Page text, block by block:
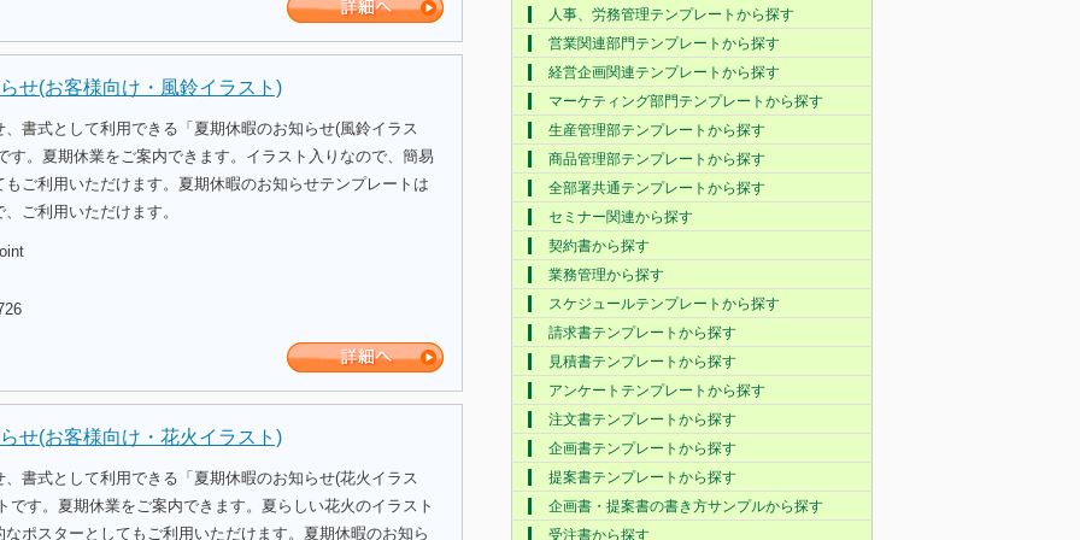
せ(お客様向け・風鈴イラスト)
書式として利用できる「夏期休暇のお知らせ(風鈴イラス
す。夏期休業をご案内できます。イラスト入りなので、簡易
ご利用いただけます。夏期休暇のお知らせテンプレートは
ご利用いただけます。
せ(お客様向け・花火イラスト)
書式として利用できる「夏期休暇のお知らせ(花火イラス
です。夏期休業をご案内できます。夏らしい花火のイラスト
ポスターとしてもご利用いただけます。夏期休暇のお知ら
人事、労務管理テンプレートから探す
営業関連部門テンプレートから探す
経営企画関連テンプレートから探す
マーケティング部門テンプレートから探す
生産管理部テンプレートから探す
商品管理部テンプレートから探す
全部署共通テンプレートから探す
セミナー関連から探す
契約書から探す
業務管理から探す
スケジュールテンプレートから探す
請求書テンプレートから探す
見積書テンプレートから探す
アンケートテンプレートから探す
注文書テンプレートから探す
企画書テンプレートから探す
提案書テンプレートから探す
企画書・提案書の書き方サンプルから探す
受注書から探す